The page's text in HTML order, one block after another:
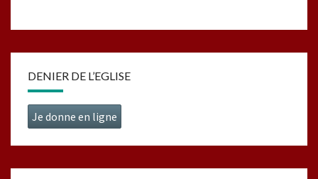
DENIER DE L’EGLISE
Je donne en ligne